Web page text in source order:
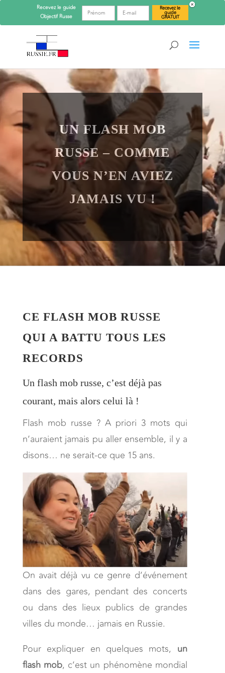
UN FLASH MOB
RUSSE – COMME
VOUS N’EN AVIEZ
JAMAIS VU !
CE FLASH MOB RUSSE
QUI A BATTU TOUS LES
RECORDS
Un flash mob russe, c’est déjà pas
courant, mais alors celui là !
Flash mob russe ? A priori 3 mots qui
n’auraient jamais pu aller ensemble, il y a
disons… ne serait-ce que 15 ans.
On avait déjà vu ce genre d’événement
dans des gares, pendant des concerts
ou dans des lieux publics de grandes
villes du monde… jamais en Russie.
Pour expliquer en quelques mots, un
flash mob, c’est un phénomène mondial
Recevez le guide
ObjectifRusse
Recevez le
guide
GRATUIT